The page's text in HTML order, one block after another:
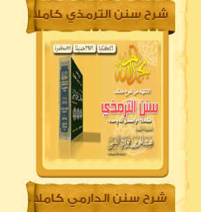
شرح سنن الترمذي كاملا
شرح سنن الدارمي كاملا